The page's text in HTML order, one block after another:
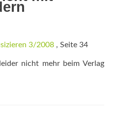
3/2008 , Seite 34
nicht mehr beim Verlag